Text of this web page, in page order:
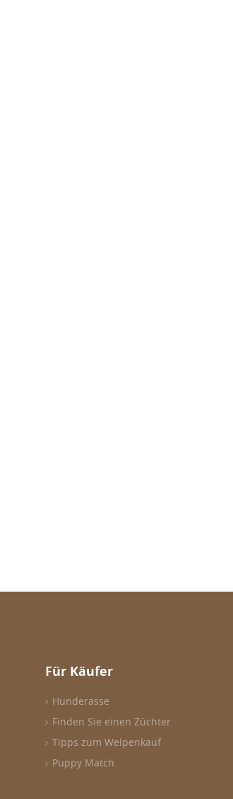
Für Käufer
Hunderasse
Finden Sie einen Züchter
Tipps zum Welpenkauf
Puppy Match